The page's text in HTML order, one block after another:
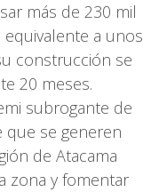
más de 230 mil
a unos
construcción se
20 meses.
subrogante de
que se generen
de Atacama
zona y fomentar